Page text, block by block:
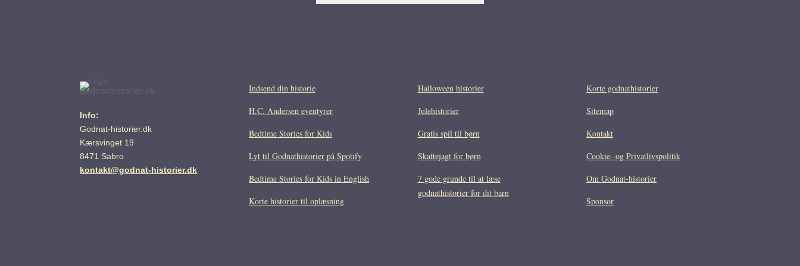
Info:
Godnat-historier.dk
Kærsvinget 19
8471 Sabro
kontakt@godnat-historier.dk
Indsend din historie
H.C. Andersen eventyrer
Bedtime Stories for Kids
Lyt til Godnathistorier på Spotify
Bedtime Stories for Kids in English
Korte historier til oplæsning
Halloween historier
Julehistorier
Gratis spil til børn
Skattejagt for børn
7 gode grunde til at læse
godnathistorier for dit barn
Korte godnathistorier
Sitemap
Kontakt
Cookie- og Privatlivspolitik
Om Godnat-historier
Sponsor